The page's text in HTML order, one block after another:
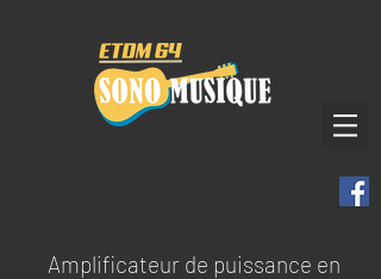
Amplificateur de puissance en